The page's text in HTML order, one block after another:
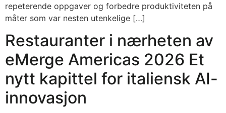
repeterende oppgaver og forbedre produktiviteten på
måter som var nesten utenkelige […]
Restauranter i nærheten av
eMerge Americas 2026 Et
nytt kapittel for italiensk AI-
innovasjon